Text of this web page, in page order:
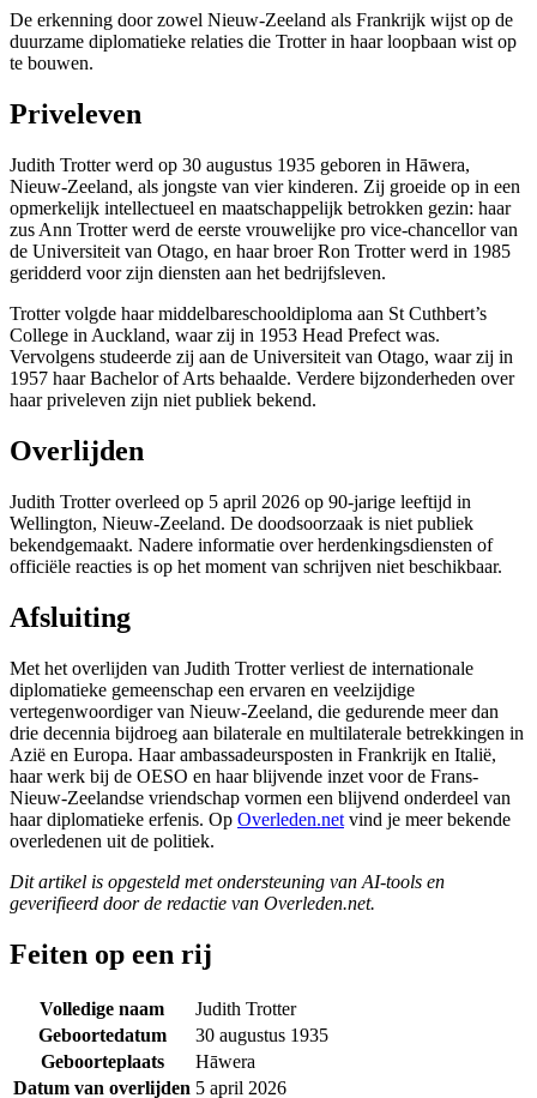
De erkenning door zowel Nieuw-Zeeland als Frankrijk wijst op de
duurzame diplomatieke relaties die Trotter in haar loopbaan wist op
te bouwen.
Priveleven
Judith Trotter werd op 30 augustus 1935 geboren in Hāwera,
Nieuw-Zeeland, als jongste van vier kinderen. Zij groeide op in een
opmerkelijk intellectueel en maatschappelijk betrokken gezin: haar
zus Ann Trotter werd de eerste vrouwelijke pro vice-chancellor van
de Universiteit van Otago, en haar broer Ron Trotter werd in 1985
geridderd voor zijn diensten aan het bedrijfsleven.
Trotter volgde haar middelbareschooldiploma aan St Cuthbert’s
College in Auckland, waar zij in 1953 Head Prefect was.
Vervolgens studeerde zij aan de Universiteit van Otago, waar zij in
1957 haar Bachelor of Arts behaalde. Verdere bijzonderheden over
haar priveleven zijn niet publiek bekend.
Overlijden
Judith Trotter overleed op 5 april 2026 op 90-jarige leeftijd in
Wellington, Nieuw-Zeeland. De doodsoorzaak is niet publiek
bekendgemaakt. Nadere informatie over herdenkingsdiensten of
officiële reacties is op het moment van schrijven niet beschikbaar.
Afsluiting
Met het overlijden van Judith Trotter verliest de internationale
diplomatieke gemeenschap een ervaren en veelzijdige
vertegenwoordiger van Nieuw-Zeeland, die gedurende meer dan
drie decennia bijdroeg aan bilaterale en multilaterale betrekkingen in
Azië en Europa. Haar ambassadeursposten in Frankrijk en Italië,
haar werk bij de OESO en haar blijvende inzet voor de Frans-
Nieuw-Zeelandse vriendschap vormen een blijvend onderdeel van
haar diplomatieke erfenis. Op Overleden.net vind je meer bekende
overledenen uit de politiek.
Dit artikel is opgesteld met ondersteuning van AI-tools en
geverifieerd door de redactie van Overleden.net.
Feiten op een rij
Volledige naam
Judith Trotter
Geboortedatum
30 augustus 1935
Geboorteplaats
Hāwera
Datum van overlijden 5 april 2026